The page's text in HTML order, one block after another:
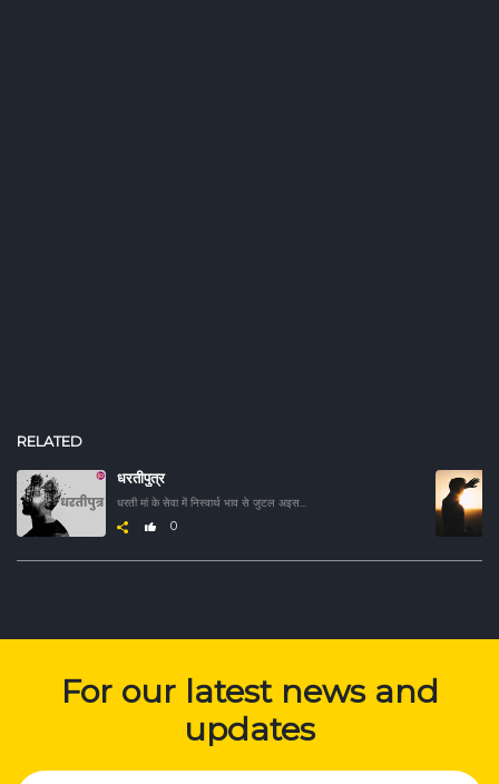
RELATED
धरतीपुत्र
0
For our latest news and
updates